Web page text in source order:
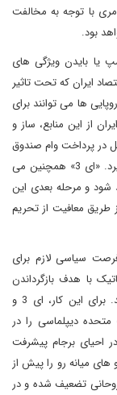
با توجه به مخالفت
بود.
یا بایدن ویژگی های
ایران که تحت تاثیر
آورد. اروپایی ها می توانند برای
از این منابع، ساز و
در پرداخت وام صندوق
بین المللی پول به ایران نیز در همین راستا قرار می گیرد. «ای 3» همچنین می
شود و مرحله بعدی این
طریق معافیت از تحریم
سیاسی لازم برای
با هدف بازگرداندن
ایالات متحده و ایران به میز مذاکره را فراهم می کند. برای این کار، ای 3 و
متحده دیپلماسی را در
احیای برجام پیشرفت
میانه رو را پیش از
دولت روحانی تضعیف شده و در